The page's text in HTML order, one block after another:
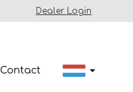
Dealer Login
Contact